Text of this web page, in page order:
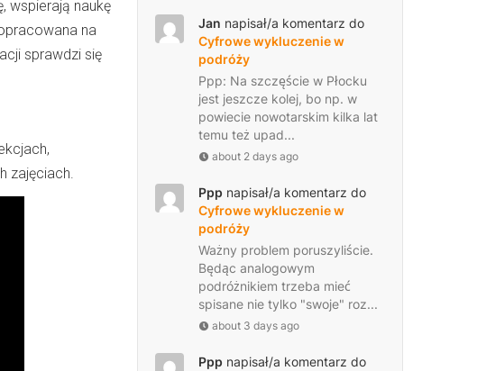
wspierają naukę
na
sprawdzi się
zajęciach.
Jan napisał/a komentarz do
Cyfrowe wykluczenie w
podróży
Ppp: Na szczęście w Płocku
jest jeszcze kolej, bo np. w
powiecie nowotarskim kilka lat
temu też upad...
about 2 days ago
Ppp napisał/a komentarz do
Cyfrowe wykluczenie w
podróży
Ważny problem poruszyliście.
Będąc analogowym
podróżnikiem trzeba mieć
spisane nie tylko "swoje" roz...
about 3 days ago
Ppp napisał/a komentarz do